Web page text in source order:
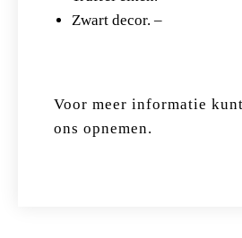
Zwart decor. –
Voor meer informatie
ons opnemen.